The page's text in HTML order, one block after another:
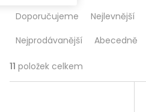
Ř
a
z
e
Doporučujeme Nejlevnější
Nejprodávanější
Abecedně
11 položek celkem